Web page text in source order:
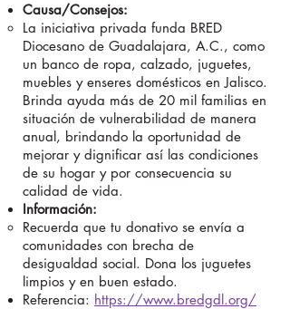
Causa/Consejos:
La iniciativa privada funda BRED
Diocesano de Guadalajara, A.C., como
un banco de ropa, calzado, juguetes,
muebles y enseres domésticos en Jalisco.
Brinda ayuda más de 20 mil familias en
situación de vulnerabilidad de manera
anual, brindando la oportunidad de
mejorar y dignificar así las condiciones
de su hogar y por consecuencia su
calidad de vida.
Información:
Recuerda que tu donativo se envía a
comunidades con brecha de
desigualdad social. Dona los juguetes
limpios y en buen estado.
Referencia: https://www.bredgdl.org/